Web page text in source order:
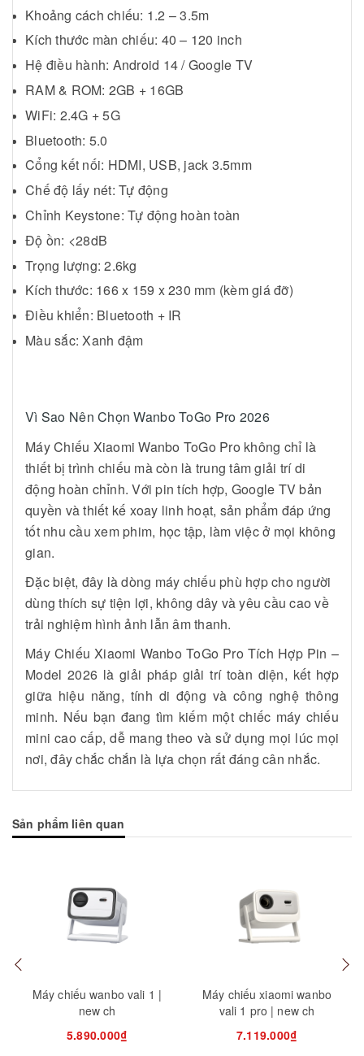
Khoảng cách chiếu: 1.2 – 3.5m
Kích thước màn chiếu: 40 – 120 inch
Hệ điều hành: Android 14 / Google TV
RAM & ROM: 2GB + 16GB
WiFi: 2.4G + 5G
Bluetooth: 5.0
Cổng kết nối: HDMI, USB, jack 3.5mm
Chế độ lấy nét: Tự động
Chỉnh Keystone: Tự động hoàn toàn
Độ ồn: <28dB
Trọng lượng: 2.6kg
Kích thước: 166 x 159 x 230 mm (kèm giá đỡ)
Điều khiển: Bluetooth + IR
Màu sắc: Xanh đậm
Vì Sao Nên Chọn Wanbo ToGo Pro 2026
Máy Chiếu Xiaomi Wanbo ToGo Pro không chỉ là
thiết bị trình chiếu mà còn là trung tâm giải trí di
động hoàn chỉnh. Với pin tích hợp, Google TV bản
quyền và thiết kế xoay linh hoạt, sản phẩm đáp ứng
tốt nhu cầu xem phim, học tập, làm việc ở mọi không
gian.
Đặc biệt, đây là dòng máy chiếu phù hợp cho người
dùng thích sự tiện lợi, không dây và yêu cầu cao về
trải nghiệm hình ảnh lẫn âm thanh.
Máy Chiếu Xiaomi Wanbo ToGo Pro Tích Hợp Pin –
Model 2026 là giải pháp giải trí toàn diện, kết hợp
giữa hiệu năng, tính di động và công nghệ thông
minh. Nếu bạn đang tìm kiếm một chiếc máy chiếu
mini cao cấp, dễ mang theo và sử dụng mọi lúc mọi
nơi, đây chắc chắn là lựa chọn rất đáng cân nhắc.
Sản phẩm liên quan
Máy chiếu wanbo vali 1 |
new ch
5.890.000₫
Máy chiếu xiaomi wanbo
vali 1 pro | new ch
7.119.000₫